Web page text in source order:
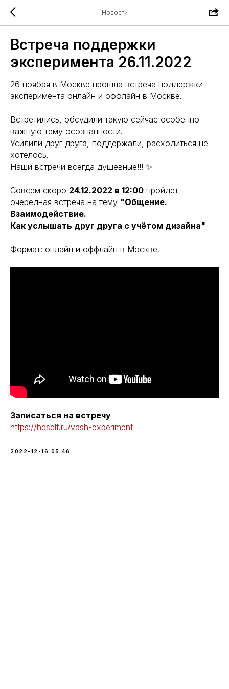
Новости
Встреча поддержки
эксперимента 26.11.2022
26 ноября в Москве прошла встреча поддержки
эксперимента онлайн и оффлайн в Москве.
Встретились, обсудили такую сейчас особенно
важную тему осознанности.
Усилили друг друга, поддержали, расходиться не
хотелось.
Наши встречи всегда душевные!!! ✨
Совсем скоро 24.12.2022 в 12:00 пройдет
очередная встреча на тему "Общение.
Взаимодействие.
Как услышать друг друга с учётом дизайна"
Формат: онлайн и оффлайн в Москве.
Записаться на встречу
https://hdself.ru/vash-experiment
2022-12-16 05:46